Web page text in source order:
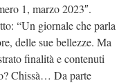
1, marzo 2023″.
“Un giornale che parla
delle sue bellezze. Ma
finalità e contenuti
Chissà… Da parte